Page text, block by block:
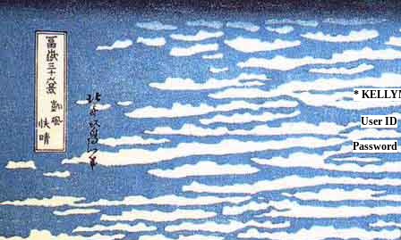
*
User ID
Password